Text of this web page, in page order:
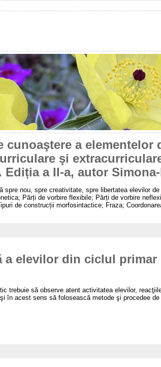
cunoaştere a elementelor
şi
a II-a, autor Simona-
nou, spre creativitate, spre libertatea elevilor
Părți de vorbire flexibile; Părți de vorbire
de construcții morfosintactice; Fraza;
a elevilor din ciclul
trebuie să observe atent activitatea elevilor,
în acest sens să folosească metode şi procedee